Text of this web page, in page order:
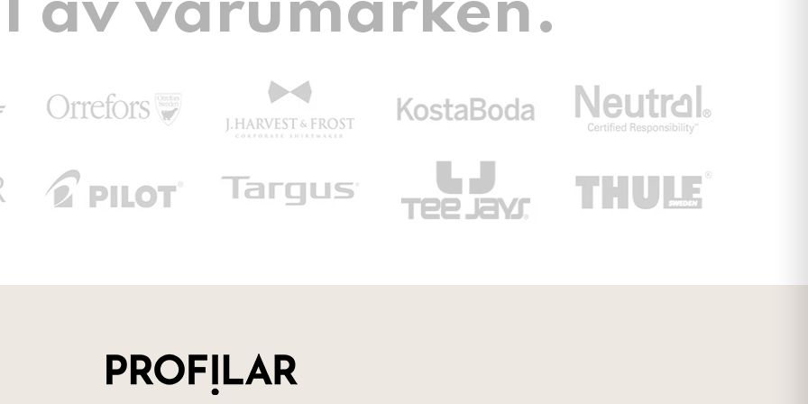
av varumärken.